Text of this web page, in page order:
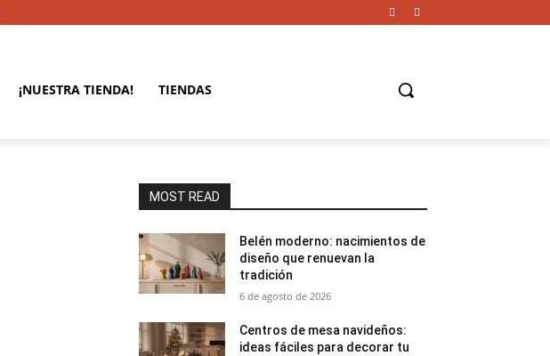
¡NUESTRA TIENDA! TIENDAS
MOST READ
Belén moderno: nacimientos de
diseño que renuevan la
tradición
6 de agosto de 2026
Centros de mesa navideños:
ideas fáciles para decorar tu